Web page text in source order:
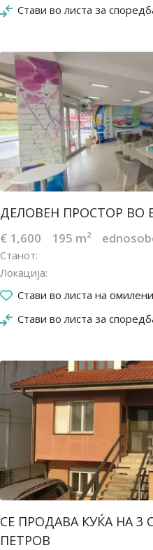
Стави во листа за
ДЕЛОВЕН ПРОСТОР ВО
€ 1,600 195 m²
Станот
Локација
Стави во листа на омилени
Стави во листа за
27.04.2022
СЕ ПРОДАВА КУЌА НА 3
ПЕТРОВ